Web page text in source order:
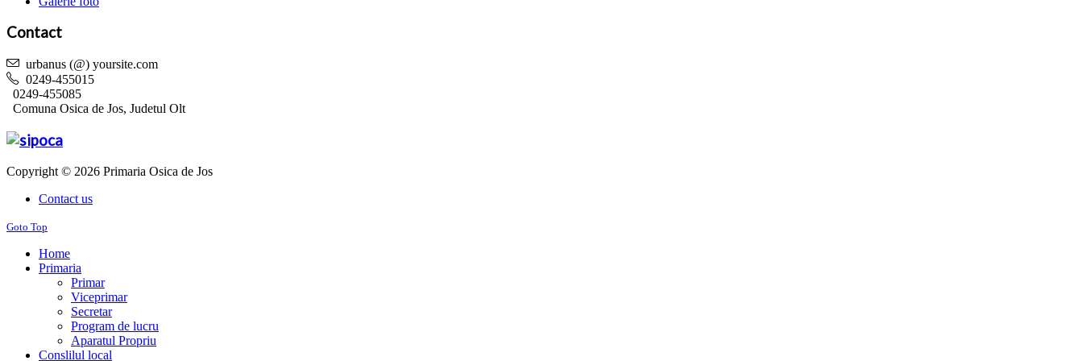
Contact
urbanus (@) yoursite.com
0249-455015
0249-455085
Comuna Osica de Jos, Judetul Olt
Copyright © 2026 Primaria Osica de Jos
Contact us
Goto Top
Home
Primaria
Primar
Viceprimar
Secretar
Program de lucru
Aparatul Propriu
Conslilul local